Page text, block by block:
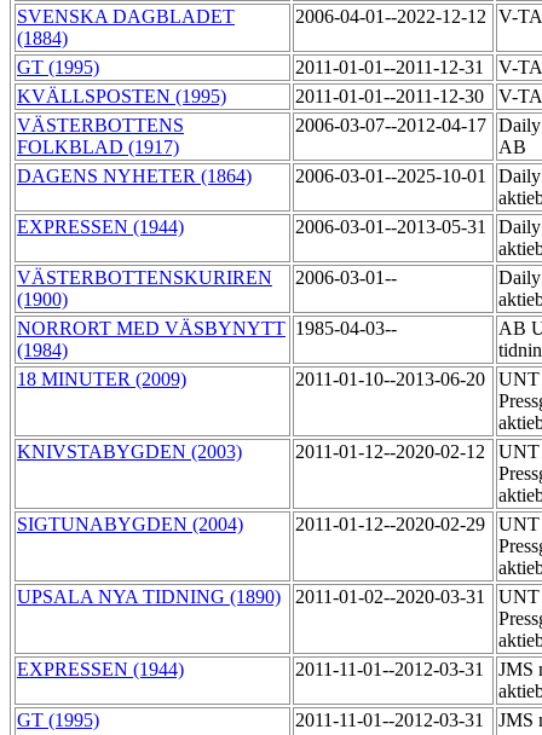
SVENSKA DAGBLADET
(1884)
2006-04-01--2022-12-12 V-
GT (1995) 2011-01-01--2011-12-31
V-
KVÄLLSPOSTEN (1995)
2011-01-01--2011-12-30
V-
VÄSTERBOTTENS
FOLKBLAD (1917)
2006-03-07--2012-04-17
AB
DAGENS NYHETER (1864)
2006-03-01--2025-10-01
EXPRESSEN (1944)
2006-03-01--2013-05-31
VÄSTERBOTTENSKURIREN
(1900)
2006-03-01--
NORRORT MED VÄSBYNYTT
(1984)
1985-04-03--
AB
18 MINUTER (2009)
2011-01-10--2013-06-20
UNT
KNIVSTABYGDEN (2003)
2011-01-12--2020-02-12
UNT
SIGTUNABYGDEN (2004)
2011-01-12--2020-02-29
UNT
UPSALA NYA TIDNING (1890)
2011-01-02--2020-03-31
UNT
EXPRESSEN (1944)
2011-11-01--2012-03-31
JMS
GT (1995)
2011-11-01--2012-03-31
JMS